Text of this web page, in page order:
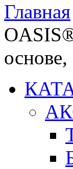
Главная